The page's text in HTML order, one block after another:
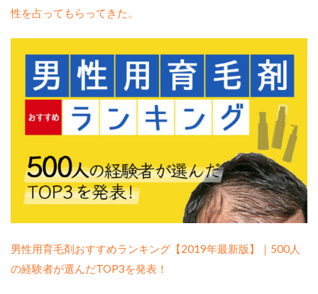
性を占ってもらってきた。
男性用育毛剤おすすめランキング【2019年最新版】｜500人
の経験者が選んだTOP3を発表！